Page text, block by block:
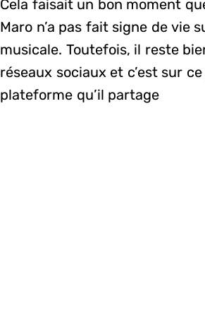
Cela faisait un bon moment
Maro n’a pas fait signe de vie
musicale. Toutefois, il reste
réseaux sociaux et c’est sur
plateforme qu’il partage